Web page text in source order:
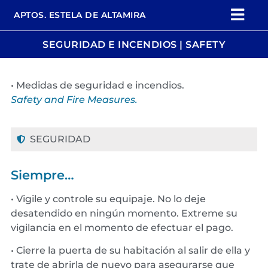
APTOS. ESTELA DE ALTAMIRA
SEGURIDAD E INCENDIOS | SAFETY
• Medidas de seguridad e incendios.
Safetyand Fire Measures.
SEGURIDAD
Siempre…
• Vigile y controle su equipaje. No lo deje
desatendido en ningún momento. Extreme su
vigilancia en el momento de efectuar el pago.
• Cierre la puerta de su habitación al salir de ella y
trate de abrirla de nuevo para asegurarse que